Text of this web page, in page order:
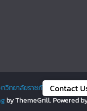
าวิทยาลัยราชภัฏเลย | LRU. All
by ThemeGrill. Powered
Contact